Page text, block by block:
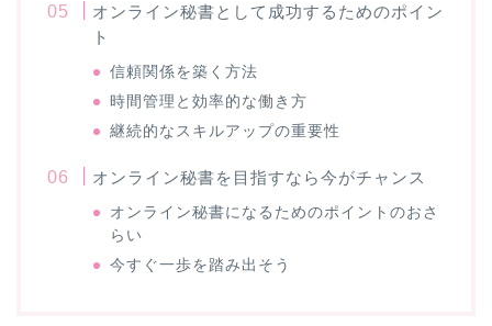
オンライン秘書として成功するためのポイン
ト
信頼関係を築く方法
時間管理と効率的な働き方
継続的なスキルアップの重要性
オンライン秘書を目指すなら今がチャンス
オンライン秘書になるためのポイントのおさ
らい
今すぐ一歩を踏み出そう